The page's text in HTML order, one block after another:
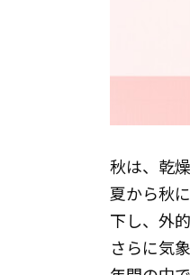
秋は、乾
夏から秋
下し、外
さらに気